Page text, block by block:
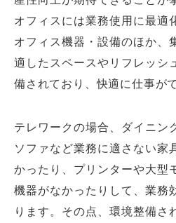
オフィスには業務使用に最適
オフィス機器・設備のほか、
適したスペースやリフレッシ
備されており、快適に仕事が
テレワークの場合、ダイニン
ソファなど業務に適さない家
かったり、プリンターや大型
機器がなかったりして、業務
ります。その点、環境整備さ